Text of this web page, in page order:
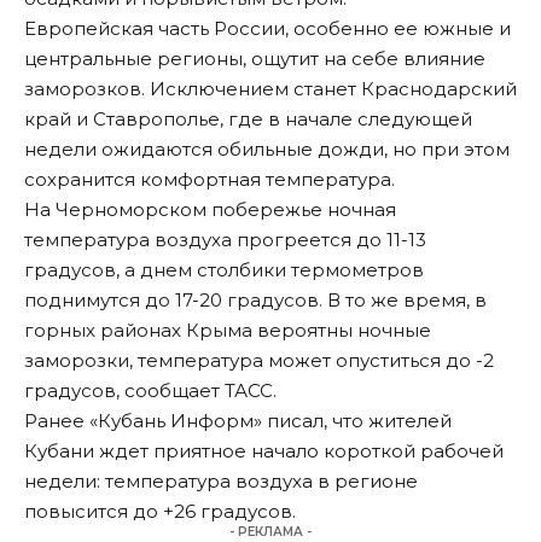
Европейская часть России, особенно ее южные и
центральные регионы, ощутит на себе влияние
заморозков. Исключением станет Краснодарский
край и Ставрополье, где в начале следующей
недели ожидаются обильные дожди, но при этом
сохранится комфортная температура.
На Черноморском побережье ночная
температура воздуха прогреется до 11-13
градусов, а днем столбики термометров
поднимутся до 17-20 градусов. В то же время, в
горных районах Крыма вероятны ночные
заморозки, температура может опуститься до -2
градусов, сообщает ТАСС.
Ранее «Кубань Информ» писал, что жителей
Кубани ждет приятное начало короткой рабочей
недели: температура воздуха в регионе
повысится до +26 градусов.
- РЕКЛАМА -